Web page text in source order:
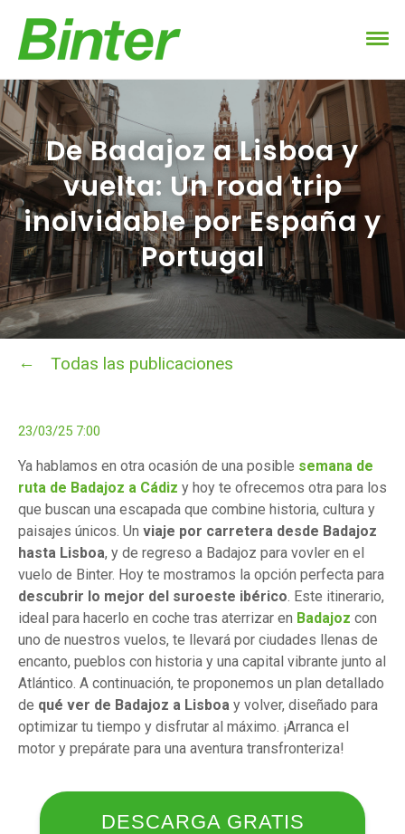
De Badajoz a Lisboa y
vuelta: Un road trip
inolvidable por España y
Portugal
Todas las publicaciones
23/03/25 7:00
Ya hablamos en otra ocasión de una posible semana de
ruta de Badajoz a Cádiz y hoy te ofrecemos otra para los
que buscan una escapada que combine historia, cultura y
paisajes únicos. Un viaje por carretera desde Badajoz
hasta Lisboa, y de regreso a Badajoz para vovler en el
vuelo de Binter. Hoy te mostramos la opción perfecta para
descubrir lo mejor del suroeste ibérico. Este itinerario,
ideal para hacerlo en coche tras aterrizar en Badajoz con
uno de nuestros vuelos, te llevará por ciudades llenas de
encanto, pueblos con historia y una capital vibrante junto al
Atlántico. A continuación, te proponemos un plan detallado
de qué ver de Badajoz a Lisboa y volver, diseñado para
optimizar tu tiempo y disfrutar al máximo. ¡Arranca el
motor y prepárate para una aventura transfronteriza!
DESCARGA GRATIS